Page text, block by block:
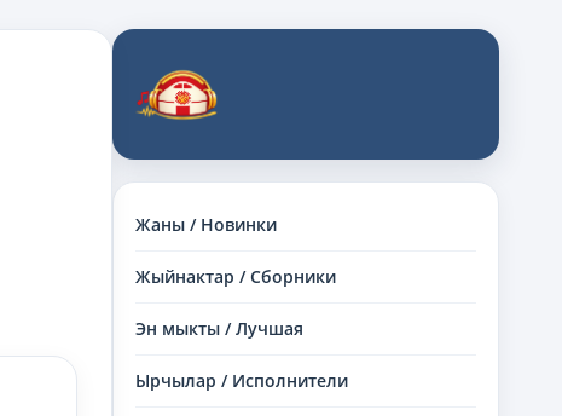
Жаны / Новинки
Жыйнактар / Сборники
Эн мыкты / Лучшая
Ырчылар / Исполнители